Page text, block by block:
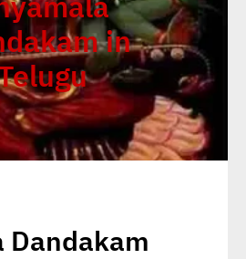
in
Dandakam